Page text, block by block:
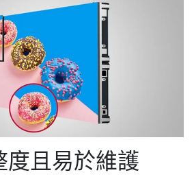
度且易於維護